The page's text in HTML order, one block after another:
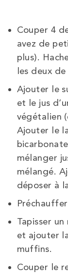
Couper 4
avez de
plus).
les deux
Ajouter le
et le jus
végétalien
Ajouter le
mélanger
mélangé.
déposer à
Tapisser
et ajouter
muffins.
Couper le